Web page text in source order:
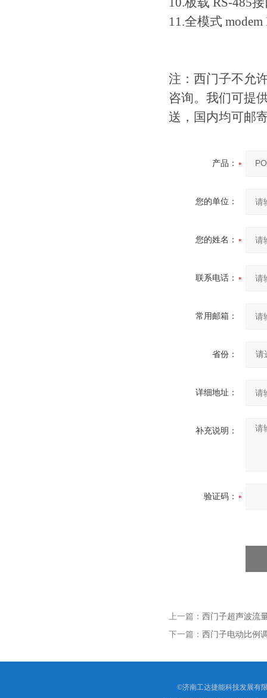
11.全模式
注：西门子不允
咨询。我们可提
送，国内均可邮
产品：
您的单位：
您的姓名：
联系电话：
常用邮箱：
省份：
详细地址：
补充说明：
验证码：
上一篇： 西门子超声波流
下一篇： 西门子电动比例
©济南工达捷能科技发展有